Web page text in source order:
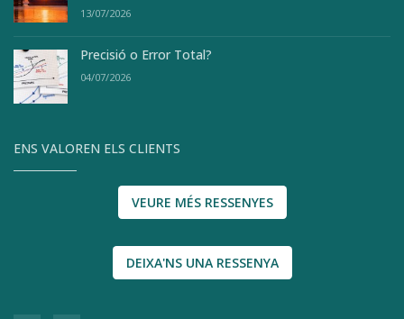
13/07/2026
Precisió o Error Total?
04/07/2026
ENS VALOREN ELS CLIENTS
VEURE MÉS RESSENYES
DEIXA'NS UNA RESSENYA